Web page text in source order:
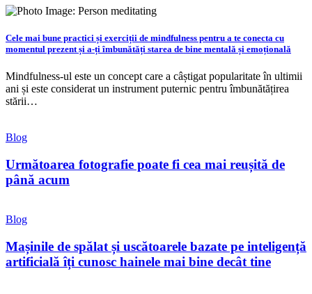
Cele mai bune practici și exerciții de mindfulness pentru a te conecta cu
momentul prezent și a-ți îmbunătăți starea de bine mentală și emoțională
Mindfulness-ul este un concept care a câștigat popularitate în ultimii
ani și este considerat un instrument puternic pentru îmbunătățirea
stării…
Blog
Următoarea fotografie poate fi cea mai reușită de
până acum
Blog
Mașinile de spălat și uscătoarele bazate pe inteligență
artificială îți cunosc hainele mai bine decât tine